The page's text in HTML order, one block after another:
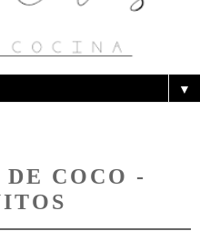
▼
COCO -